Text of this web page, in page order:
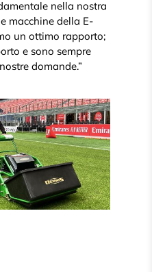
nella nostra
macchine della E-
un ottimo rapporto;
e sono sempre
domande.”